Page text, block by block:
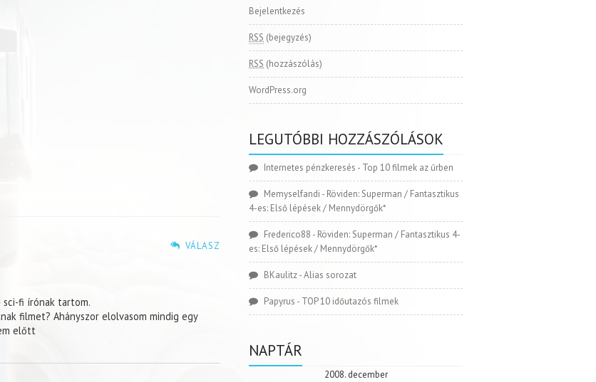
VÁLASZ
fi írónak tartom.
filmet? Ahányszor elolvasom mindig egy
előtt
Bejelentkezés
RSS (bejegyzés)
RSS (hozzászólás)
WordPress.org
LEGUTÓBBI HOZZÁSZÓLÁSOK
Internetes pénzkeresés - Top 10 filmek az űrben
Memyselfandi - Röviden: Superman / Fantasztikus
4-es: Első lépések / Mennydörgők*
Frederico88 - Röviden: Superman / Fantasztikus 4-
es: Első lépések / Mennydörgők*
BKaulitz-Alias sorozat
Papyrus - TOP 10 időutazós filmek
NAPTÁR
2008. december